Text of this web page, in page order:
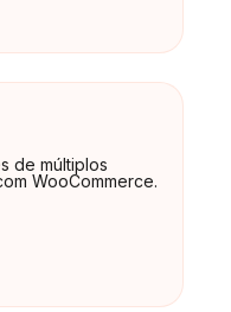
de múltiplos
WooCommerce.